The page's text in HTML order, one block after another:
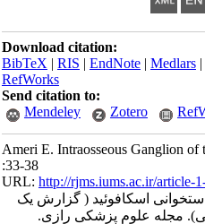
Download citation:
BibTeX|RIS|EndNote|
RefWorks
Send citation to:
Mendeley
Zotero
Ameri E. Intraosseous Ganglion
:33-38
URL:http://rjms.iums.ac.ir/
اسکافوئید ( گزارش یک
مجله علوم پزشکی رازی.